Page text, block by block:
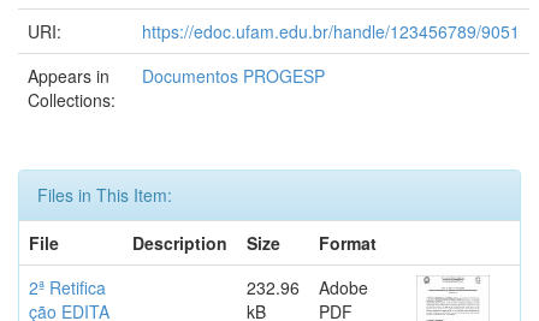
URI:
https://edoc.ufam.edu.br/handle/123456789/9051
Appears in
Collections:
Documentos PROGESP
Files in This Item:
File
Description Size
Format
2ª Retifica
ção EDITA
232.96
kB
Adobe
PDF